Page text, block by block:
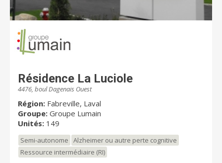
Résidence La Luciole
4476, boul Dagenais Ouest
Région: Fabreville, Laval
Groupe: Groupe Lumain
Unités: 149
Semi-autonome
Alzheimer ou autre perte cognitive
Ressource intermédiaire (RI)